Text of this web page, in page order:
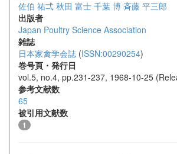
佐伯 祐弌 秋田 富士 千葉 博 斉藤 平三郎
出版者
Japan Poultry Science Association
雑誌
日本家禽学会誌 (ISSN:00290254)
巻号頁・発行日
vol.5, no.4, pp.231-237, 1968-10-25
参考文献数
65
被引用文献数
1